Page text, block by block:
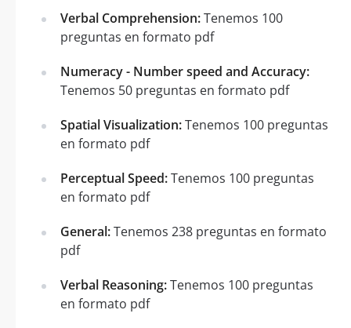
Verbal Comprehension:Tenemos 100
preguntas en formato pdf
Numeracy - Number speed and Accuracy:
Tenemos 50 preguntas en formato pdf
Spatial Visualization:Tenemos 100 preguntas
en formato pdf
Perceptual Speed:Tenemos 100 preguntas
en formato pdf
General:Tenemos 238 preguntas en formato
pdf
Verbal Reasoning:Tenemos 100 preguntas
en formato pdf